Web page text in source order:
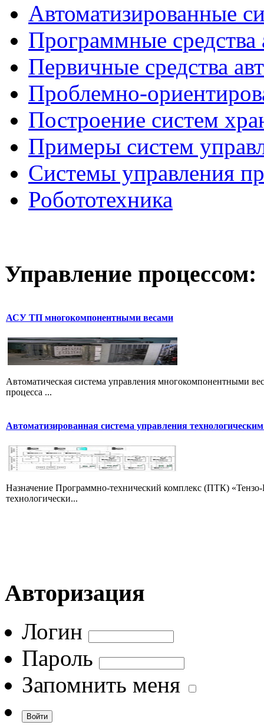
Автоматизированные
Программные средства
Первичные средства
Проблемно-
Построение систем
Примеры систем
Системы управления
Робототехника
Управление процессом:
АСУ ТП многокомпонентными весами
Автоматическая система управления многокомпонентными
процесса ...
Автоматизированная система управления
Назначение Программно-технический комплекс (ПТК) «Тензо-
технологически...
Авторизация
Логин
Пароль
Запомнить меня